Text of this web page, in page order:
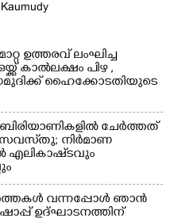
ഉത്തരവ് ലംഘിച്ച
കാൽലക്ഷം പിഴ ,​
ഹൈക്കോടതിയുടെ
ചേർത്തത്
നിർമാണ
എലികാഷ്‌ടവും
വന്നപ്പോൾ ഞാൻ
ഉദ്ഘാടനത്തിന്
Link